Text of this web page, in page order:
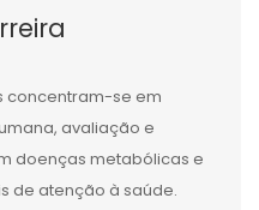
concentram-se em
avaliação e
doenças metabólicas e
de atenção à saúde.